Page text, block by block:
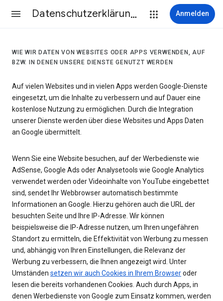
Datenschutzerklärung & Nutzungsbedingungen Anmelden
WIE WIR DATEN VON WEBSITES ODER APPS VERWENDEN, AUF
BZW. IN DENEN UNSERE DIENSTE GENUTZT WERDEN
Auf vielen Websites und in vielen Apps werden Google-Dienste
eingesetzt, um die Inhalte zu verbessern und auf Dauer eine
kostenlose Nutzung zu ermöglichen. Durch die Integration
unserer Dienste werden über diese Websites und Apps Daten
an Google übermittelt.
Wenn Sie eine Website besuchen, auf der Werbedienste wie
AdSense, Google Ads oder Analysetools wie Google Analytics
verwendet werden oder Videoinhalte von YouTube eingebettet
sind, sendet Ihr Webbrowser automatisch bestimmte
Informationen an Google. Hierzu gehören auch die URL der
besuchten Seite und Ihre IP-Adresse. Wir können
beispielsweise die IP-Adresse nutzen, um Ihren ungefähren
Standort zu ermitteln, die Effektivität von Werbung zu messen
und, abhängig von Ihren Einstellungen, die Relevanz der
Werbung zu verbessern, die Ihnen angezeigt wird. Unter
Umständen setzen wir auch Cookies in Ihrem Browseroder
lesen die bereits vorhandenen Cookies. Auch durch Apps, in
denen Werbedienste von Google zum Einsatz kommen, werden